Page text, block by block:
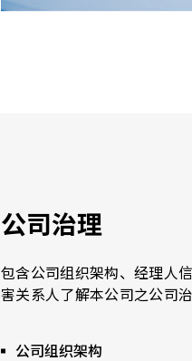
公司治理
包含公司组织架构、经理人
害关系人了解本公司之公司治
公司组织架构